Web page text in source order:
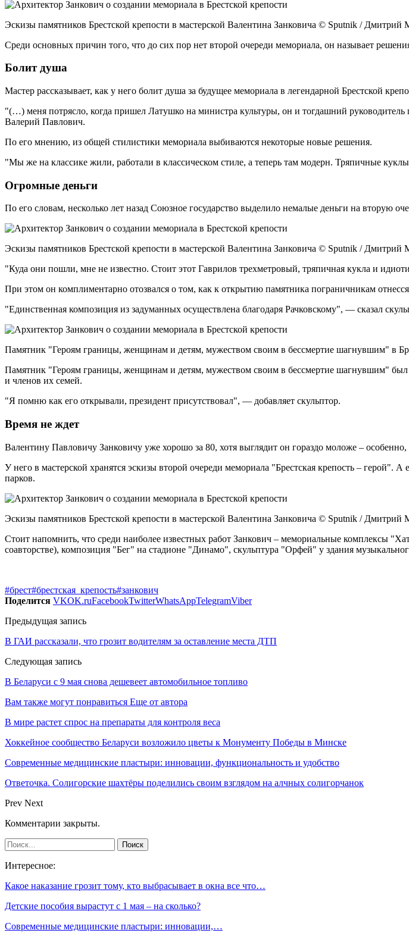
Эскизы памятников Брестской крепости в мастерской Валентина Занковича © Sputnik / Дмитрий
Среди основных причин того, что до сих пор нет второй очереди мемориала, он называет
Болит душа
Мастер рассказывает, как у него болит душа за будущее мемориала в легендарной Брестской
"(…) меня потрясло, когда пришел Латушко на министра культуры, он и тогдашний
Валерий Павлович.
По его мнению, из общей стилистики мемориала выбиваются некоторые новые решения.
"Мы же на классике жили, работали в классическом стиле, а теперь там модерн. Тряпичные
Огромные деньги
По его словам, несколько лет назад Союзное государство выделило немалые деньги на вторую
Эскизы памятников Брестской крепости в мастерской Валентина Занковича © Sputnik / Дмитрий
"Куда они пошли, мне не известно. Стоит этот Гаврилов трехметровый, тряпичная кукла и
При этом он комплиментарно отозвался о том, как к открытию памятника пограничникам
"Единственная композиция из задуманных осуществлена благодаря Рачковскому", — сказал
Памятник "Героям границы, женщинам и детям, мужеством своим в бессмертие шагнувшим" в
Памятник "Героям границы, женщинам и детям, мужеством своим в бессмертие шагнувшим"
и членов их семей.
"Я помню как его открывали, президент присутствовал", — добавляет скульптор.
Время не ждет
Валентину Павловичу Занковичу уже хорошо за 80, хотя выглядит он гораздо моложе – особенно,
У него в мастерской хранятся эскизы второй очереди мемориала "Брестская крепость – герой".
парков.
Эскизы памятников Брестской крепости в мастерской Валентина Занковича © Sputnik / Дмитрий
Стоит напомнить, что среди наиболее известных работ Занкович – мемориальные комплексы
соавторстве), композиция "Бег" на стадионе "Динамо", скульптура "Орфей" у здания
#брест#брестская_крепость#занкович
Поделится VKOK.ruFacebookTwitterWhatsAppTelegramViber
Предыдущая запись
В ГАИ рассказали, что грозит водителям за оставление места ДТП
Следующая запись
В Беларуси с 9 мая снова дешевеет автомобильное топливо
Вам также могут понравиться Еще от автора
В мире растет спрос на препараты для контроля веса
Хоккейное сообщество Беларуси возложило цветы к Монументу Победы в Минске
Современные медицинские пластыри: инновации, функциональность и удобство
Ответочка. Солигорские шахтёры поделились своим взглядом на алчных солигорчанок
Prev Next
Комментарии закрыты.
Интересное:
Какое наказание грозит тому, кто выбрасывает в окна все что…
Детские пособия вырастут с 1 мая – на сколько?
Современные медицинские пластыри: инновации,…